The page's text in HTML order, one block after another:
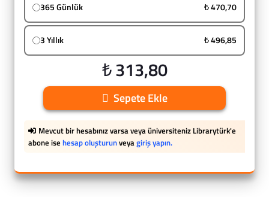
365 Günlük ₺ 470,70
3 Yıllık ₺ 496,85
₺ 313,80
Sepete Ekle
Mevcut bir hesabınız varsa veya üniversiteniz Librarytürk'e
abone ise hesap oluşturunveyagiriş yapın.